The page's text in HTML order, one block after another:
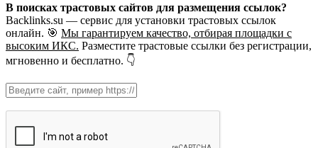
В поисках трастовых сайтов для размещения ссылок?
Backlinks.su — сервис для установки трастовых ссылок
онлайн. 🎯 Мы гарантируем качество, отбирая площадки с
высоким ИКС. Разместите трастовые ссылки без регистрации,
мгновенно и бесплатно. 👇